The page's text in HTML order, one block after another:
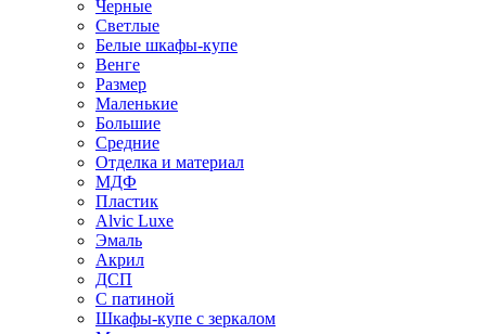
Черные
Светлые
Белые шкафы-купе
Венге
Размер
Маленькие
Большие
Средние
Отделка и материал
МДФ
Пластик
Alvic Luxe
Эмаль
Акрил
ДСП
С патиной
Шкафы-купе с зеркалом